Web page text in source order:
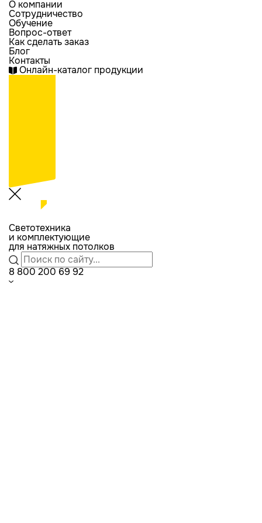
О компании
Сотрудничество
Обучение
Вопрос-ответ
Как сделать заказ
Блог
Контакты
Онлайн-каталог продукции
Светотехника
и комплектующие
для натяжных потолков
8 800 200 69 92